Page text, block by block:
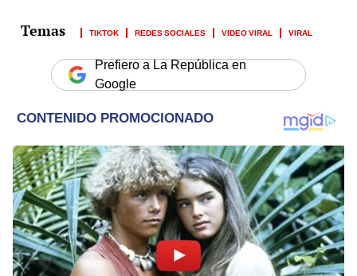
TIKTOK REDES SOCIALES VIDEO VIRAL VIRAL
Prefiero a La República en
Google